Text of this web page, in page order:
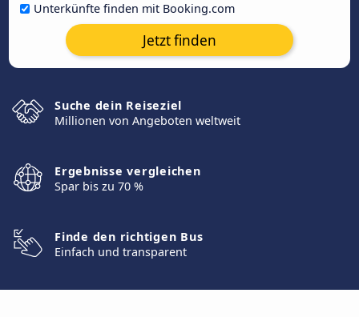
Unterkünfte finden mit Booking.com
Jetzt finden
Suche dein Reiseziel
Millionen von Angeboten weltweit
Ergebnisse vergleichen
Spar bis zu 70 %
Finde den richtigen Bus
Einfach und transparent